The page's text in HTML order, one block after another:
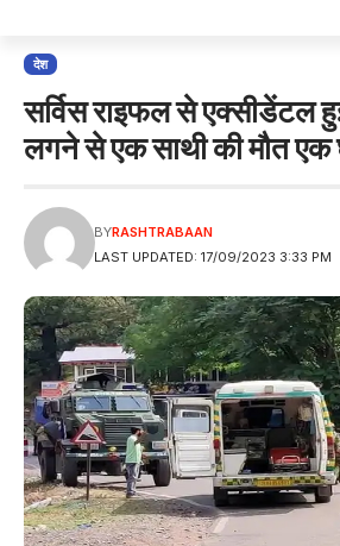
देश
सर्विस राइफल से एक्सीडेंटल
लगने से एक साथी की मौत एक
LAST UPDATED: 17/09/2023 3:33 PM
BYRASHTRABAAN